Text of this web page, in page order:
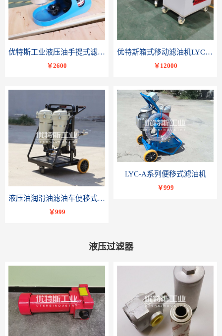
优特斯工业液压油手提式滤油机BLYJ系列液压油润滑油便携轻便小流量精密过滤
￥2600
优特斯箱式移动滤油机LYC-C系列变压器油润滑油滤油小车
￥12000
液压油润滑油滤油车便移式滤油机LYC-B系列-优特斯工业科技
￥999
LYC-A系列便移式滤油机
￥999
液压过滤器